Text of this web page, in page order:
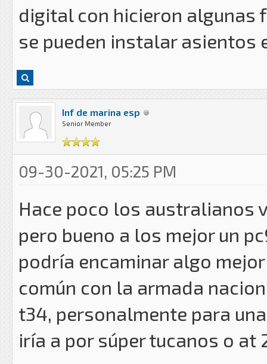
digital con hicieron algunas
se pueden instalar asientos
Inf de marina esp
Senior Member
09-30-2021, 05:25 PM
Hace poco los australianos
pero bueno a los mejor un
podría encaminar algo
común con la armada
t34, personalmente para
iría a por súper tucanos o at